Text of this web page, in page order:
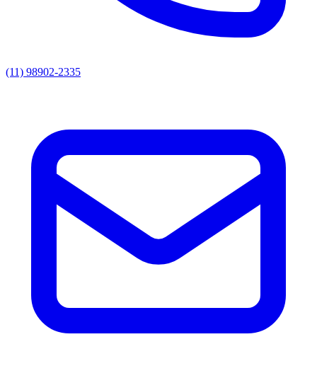
(11) 98902-2335